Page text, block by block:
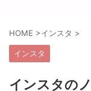
HOME >インスタ >
インスタ
インスタの